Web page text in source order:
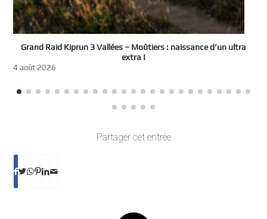
Grand Raid Kiprun 3 Vallées – Moûtiers : naissance d’un ultra
extra !
4 août 2026
Partager cet entrée